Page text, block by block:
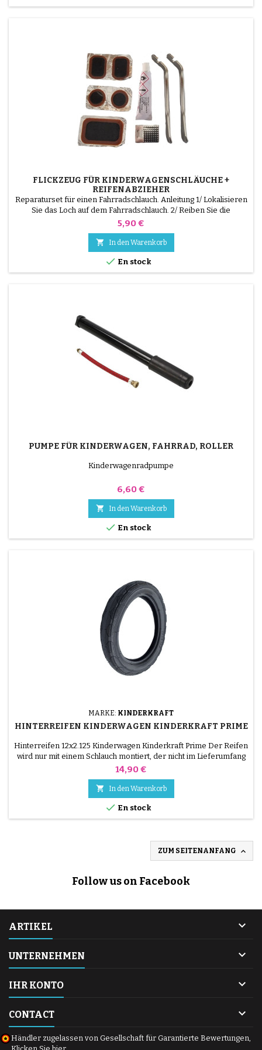
FLICKZEUG FÜR KINDERWAGENSCHLÄUCHE +
REIFENABZIEHER
Reparaturset für einen Fahrradschlauch. Anleitung 1/ Lokalisieren
Sie das Loch auf dem Fahrradschlauch. 2/ Reiben Sie die
Oberfläche, die den Flicken aufnehmen soll, mit dem
die Oberfläche. 4/ Verteilen Sie den Klebstoff gleichmäßig um das
Loch herum. 5/ Warten Sie etwa 1 Minute, bis der...
Preis
5,90 €
 In den Warenkorb
 En stock
PUMPE FÜR KINDERWAGEN, FAHRRAD, ROLLER
Kinderwagenradpumpe
Preis
6,60 €
 In den Warenkorb
 En stock
MARKE: KINDERKRAFT
HINTERREIFEN KINDERWAGEN KINDERKRAFT PRIME
Hinterreifen 12x2.125 Kinderwagen Kinderkraft Prime Der Reifen
wird nur mit einem Schlauch montiert, der nicht im Lieferumfang
enthalten ist.
Preis
14,90 €
 In den Warenkorb
 En stock
ZUM SEITENANFANG 
Follow us on Facebook
ARTIKEL 
UNTERNEHMEN 
IHR KONTO 
CONTACT 
Händler zugelassen von Gesellschaft für Garantierte Bewertungen,